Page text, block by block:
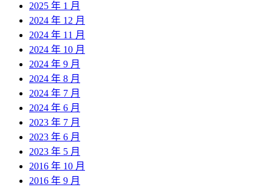
2025 年 1 月
2024 年 12 月
2024 年 11 月
2024 年 10 月
2024 年 9 月
2024 年 8 月
2024 年 7 月
2024 年 6 月
2023 年 7 月
2023 年 6 月
2023 年 5 月
2016 年 10 月
2016 年 9 月